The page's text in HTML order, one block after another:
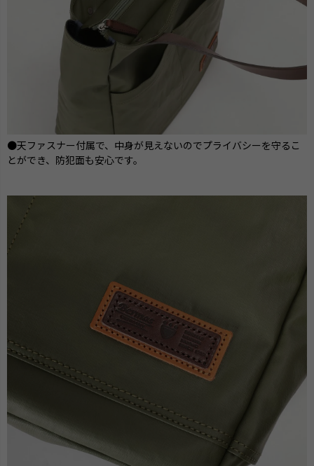
●天ファスナー付属で、中身が見えないのでプライバシーを守るこ
とができ、防犯面も安心です。